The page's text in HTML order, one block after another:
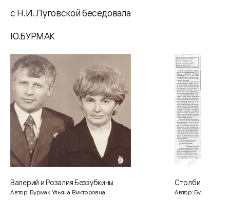
с Н.И. Луговской беседовала
Ю.БУРМАК
Валерий и Розалия Беззубкины.
Автор: Бурмак Ульяна Викторовна
Столбист №3
Автор: Бурмак У.В.